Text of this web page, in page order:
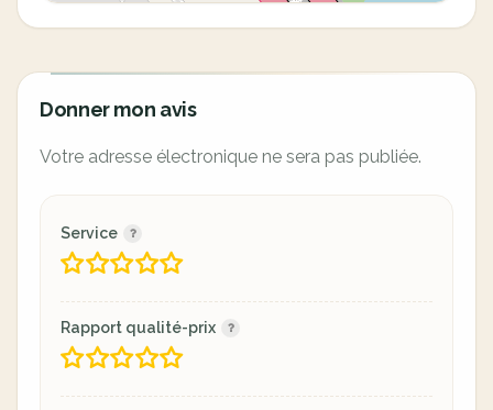
Donner mon avis
Votre adresse électronique ne sera pas publiée.
Service
Rapport qualité-prix